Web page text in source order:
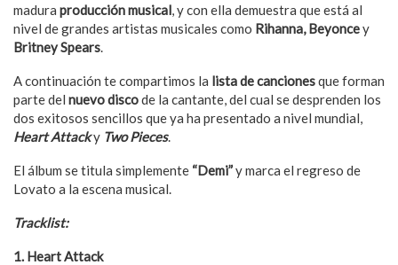
madura producción musical, y con ella demuestra que está al
nivel de grandes artistas musicales como Rihanna, Beyoncey
Britney Spears.
A continuación te compartimos la lista de cancionesque forman
parte del nuevo discode la cantante, del cual se desprenden los
dos exitosos sencillos que ya ha presentado a nivel mundial,
Heart Attacky Two Pieces.
El álbum se titula simplemente “Demi”y marca el regreso de
Lovato a la escena musical.
Tracklist:
1. Heart Attack